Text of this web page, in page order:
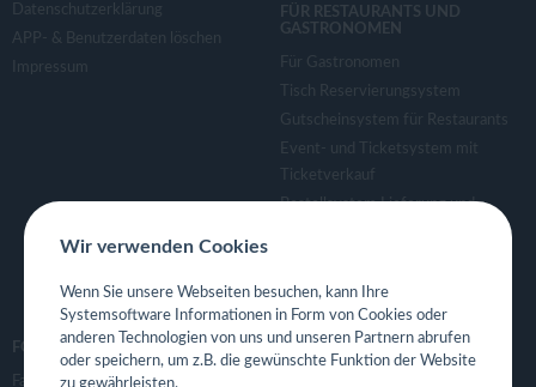
Datenschutzerklärung
APP- & Benutzerdaten löschen
Impressum
FÜR RESTAURANTS UND
GASTRONOMEN
Für Gastronomen
Tisch Reservierungsystem
Gutscheinsystem für Restaurants
Event- und Ticketsystem mit
Ticketverkauf
Bestellsystem Lieferung und
Eigene App für Restaurant
FOLGE UNS
Facebook
Wir verwenden Cookies
Wenn Sie unsere Webseiten besuchen, kann Ihre
Systemsoftware Informationen in Form von Cookies oder
anderen Technologien von uns und unseren Partnern abrufen
oder speichern, um z.B. die gewünschte Funktion der Website